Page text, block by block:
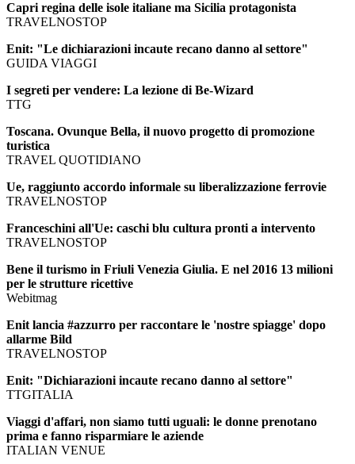
Capri regina delle isole italiane ma Sicilia protagonista
TRAVELNOSTOP
Enit: "Le dichiarazioni incaute recano danno al settore"
GUIDA VIAGGI
I segreti per vendere: La lezione di Be-Wizard
TTG
Toscana. Ovunque Bella, il nuovo progetto di promozione
turistica
TRAVEL QUOTIDIANO
Ue, raggiunto accordo informale su liberalizzazione ferrovie
TRAVELNOSTOP
Franceschini all'Ue: caschi blu cultura pronti a intervento
TRAVELNOSTOP
Bene il turismo in Friuli Venezia Giulia. E nel 2016 13 milioni
per le strutture ricettive
Webitmag
Enit lancia #azzurro per raccontare le 'nostre spiagge' dopo
allarme Bild
TRAVELNOSTOP
Enit: "Dichiarazioni incaute recano danno al settore"
TTGITALIA
Viaggi d'affari, non siamo tutti uguali: le donne prenotano
prima e fanno risparmiare le aziende
ITALIAN VENUE